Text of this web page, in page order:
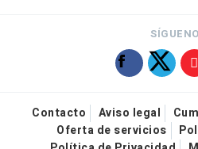
Contacto Aviso legal
Oferta de servicios